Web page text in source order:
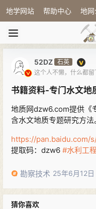
地学网站 帮助中心 地
52DZ 石英
这个人不懒，什么都留
书籍资料-专门水文地
地质网dzw6.com提供《
含水文地质专题研究方法
https://pan.baidu.com/
提取码：dzw6 #水利工
勘察技术 25年6月12日
猜你喜欢